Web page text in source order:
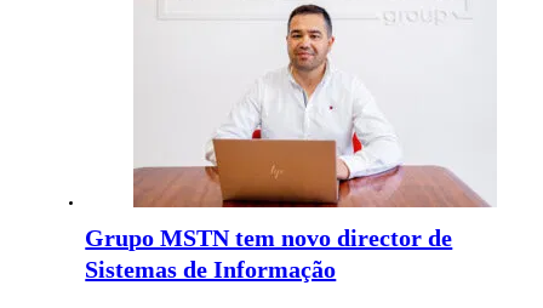
Grupo MSTN tem novo director de
Sistemas de Informação